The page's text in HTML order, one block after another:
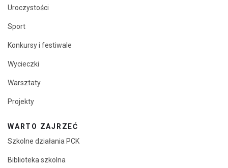
Uroczystości
Sport
Konkursy i festiwale
Wycieczki
Warsztaty
Projekty
WARTO ZAJRZEĆ
Szkolne działania PCK
Biblioteka szkolna